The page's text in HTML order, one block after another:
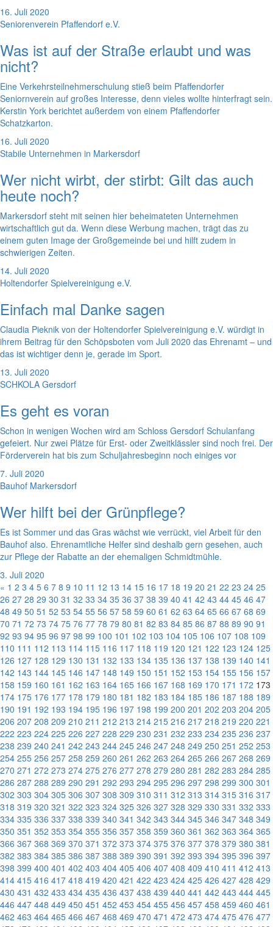
16. Juli 2020
Seniorenverein Pfaffendorf e.V.
Was ist auf der Straße erlaubt und was
nicht?
Eine Verkehrsteilnehmerschulung stieß beim Pfaffendorfer
Seniornverein auf großes Interesse, denn vieles wollte hinterfragt sein.
Kerstin York berichtet außerdem von einem Pfaffendorfer
Schatzkarton.
16. Juli 2020
Stabile Unternehmen in Markersdorf
Wer nicht wirbt, der stirbt: Gilt das auch
heute noch?
Markersdorf steht mit seinen hier beheimateten Unternehmen
wirtschaftlich gut da. Wenn diese Werbung machen, trägt das zu
einem guten Image der Großgemeinde bei und hilft zudem in
schwierigen Zeiten.
14. Juli 2020
Holtendorfer Spielvereinigung e.V.
Einfach mal Danke sagen
Claudia Pieknik von der Holtendorfer Spielvereinigung e.V. würdigt in
ihrem Beitrag für den Schöpsboten vom Juli 2020 das Ehrenamt – und
das ist wichtiger denn je, gerade im Sport.
13. Juli 2020
SCHKOLA Gersdorf
Es geht es voran
Schon in wenigen Wochen wird am Schloss Gersdorf Schulanfang
gefeiert. Nur zwei Plätze für Erst- oder Zweitklässler sind noch frei. Der
Förderverein hat bis zum Schuljahresbeginn noch einiges vor
7. Juli 2020
Bauhof Markersdorf
Wer hilft bei der Grünpflege?
Es ist Sommer und das Gras wächst wie verrückt, viel Arbeit für den
Bauhof also. Ehrenamtliche Helfer sind deshalb gern gesehen, auch
zur Pflege der Rabatte an der ehemaligen Schmidtmühle.
3. Juli 2020
« 1 2 3 4 5 6 7 8 9 10 11 12 13 14 15 16 17 18 19 20 21 22 23 24 25
26 27 28 29 30 31 32 33 34 35 36 37 38 39 40 41 42 43 44 45 46 47
48 49 50 51 52 53 54 55 56 57 58 59 60 61 62 63 64 65 66 67 68 69
70 71 72 73 74 75 76 77 78 79 80 81 82 83 84 85 86 87 88 89 90 91
92 93 94 95 96 97 98 99 100 101 102 103 104 105 106 107 108 109
110 111 112 113 114 115 116 117 118 119 120 121 122 123 124 125
126 127 128 129 130 131 132 133 134 135 136 137 138 139 140 141
142 143 144 145 146 147 148 149 150 151 152 153 154 155 156 157
158 159 160 161 162 163 164 165 166 167 168 169 170 171 172 173
174 175 176 177 178 179 180 181 182 183 184 185 186 187 188 189
190 191 192 193 194 195 196 197 198 199 200 201 202 203 204 205
206 207 208 209 210 211 212 213 214 215 216 217 218 219 220 221
222 223 224 225 226 227 228 229 230 231 232 233 234 235 236 237
238 239 240 241 242 243 244 245 246 247 248 249 250 251 252 253
254 255 256 257 258 259 260 261 262 263 264 265 266 267 268 269
270 271 272 273 274 275 276 277 278 279 280 281 282 283 284 285
286 287 288 289 290 291 292 293 294 295 296 297 298 299 300 301
302 303 304 305 306 307 308 309 310 311 312 313 314 315 316 317
318 319 320 321 322 323 324 325 326 327 328 329 330 331 332 333
334 335 336 337 338 339 340 341 342 343 344 345 346 347 348 349
350 351 352 353 354 355 356 357 358 359 360 361 362 363 364 365
366 367 368 369 370 371 372 373 374 375 376 377 378 379 380 381
382 383 384 385 386 387 388 389 390 391 392 393 394 395 396 397
398 399 400 401 402 403 404 405 406 407 408 409 410 411 412 413
414 415 416 417 418 419 420 421 422 423 424 425 426 427 428 429
430 431 432 433 434 435 436 437 438 439 440 441 442 443 444 445
446 447 448 449 450 451 452 453 454 455 456 457 458 459 460 461
462 463 464 465 466 467 468 469 470 471 472 473 474 475 476 477